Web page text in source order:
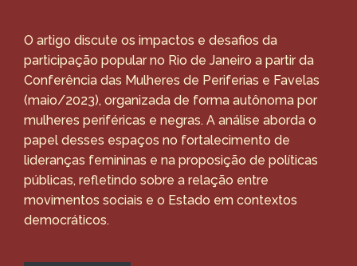
O artigo discute os impactos e desafios da
participação popular no Rio de Janeiro a partir da
Conferência das Mulheres de Periferias e Favelas
(maio/2023), organizada de forma autônoma por
mulheres periféricas e negras. A análise aborda o
papel desses espaços no fortalecimento de
lideranças femininas e na proposição de políticas
públicas, refletindo sobre a relação entre
movimentos sociais e o Estado em contextos
democráticos.